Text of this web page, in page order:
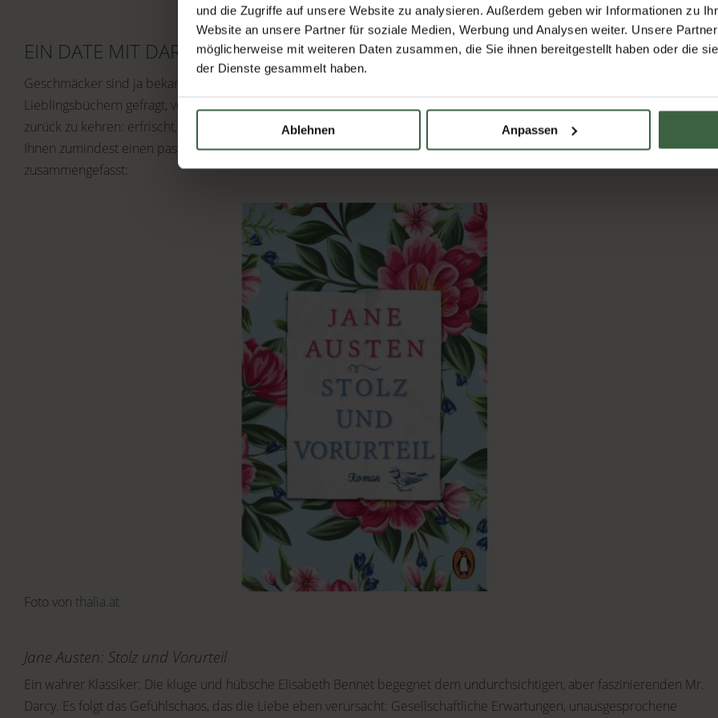
und die Zugriffe auf unsere Website zu analysieren. Außerdem geben wir Informationen zu
Website an unsere Partner für soziale Medien, Werbung und Analysen weiter. Unsere
möglicherweise mit weiteren Daten zusammen, die Sie ihnen bereitgestellt haben oder die
der Dienste gesammelt haben.
Ablehnen Anpassen
EIN DATE MIT DARCY, DORIAN ODER CHERYL?
Geschmäcker sind ja bekanntlich verschieden und so habe ich Familie, Freunde und Kollegen nach ihren
Lieblingsbüchern gefragt, von denen sie sich einst entführen ließen, um Stunden später wieder in ihr eigenes Dasein
zurück zu kehren: erfrischt, bewegt, inspiriert und vielleicht sogar klüger als zuvor! In der Hoffnung, dass sich jeder von
Ihnen zumindest einen passenden Titel findet, habe ich diesen bunten Strauß an Lesefreude für Sie zum Nachlesen
zusammengefasst:
Foto von thalia.at
Jane Austen: Stolz und Vorurteil
Ein wahrer Klassiker: Die kluge und hübsche Elisabeth Bennet begegnet dem undurchsichtigen, aber faszinierenden Mr.
Darcy. Es folgt das Gefühlschaos, das die Liebe eben verursacht: Gesellschaftliche Erwartungen, unausgesprochene